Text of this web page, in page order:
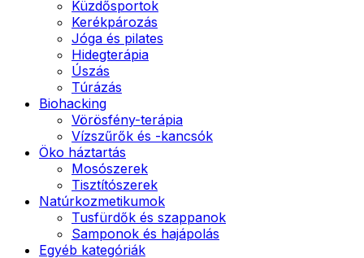
Küzdősportok
Kerékpározás
Jóga és pilates
Hidegterápia
Úszás
Túrázás
Biohacking
Vörösfény-terápia
Vízszűrők és -kancsók
Öko háztartás
Mosószerek
Tisztítószerek
Natúrkozmetikumok
Tusfürdők és szappanok
Samponok és hajápolás
Egyéb kategóriák